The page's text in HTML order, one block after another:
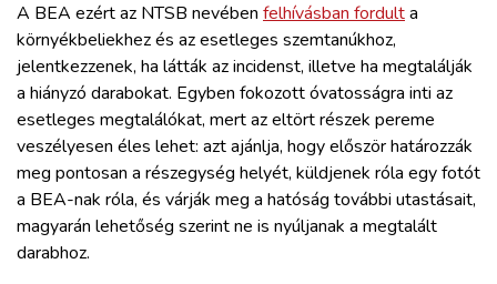
A BEA ezért az NTSB nevében felhívásban fordulta
környékbeliekhez és az esetleges szemtanúkhoz,
jelentkezzenek, ha látták az incidenst, illetve ha megtalálják
a hiányzó darabokat. Egyben fokozott óvatosságra inti az
esetleges megtalálókat, mert az eltört részek pereme
veszélyesen éles lehet: azt ajánlja, hogy először határozzák
meg pontosan a részegység helyét, küldjenek róla egy fotót
a BEA-nak róla, és várják meg a hatóság további utastásait,
magyarán lehetőség szerint ne is nyúljanak a megtalált
darabhoz.